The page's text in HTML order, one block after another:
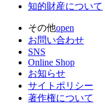
知的財産について
その他open
お問い合わせ
SNS
Online Shop
お知らせ
サイトポリシー
著作権について